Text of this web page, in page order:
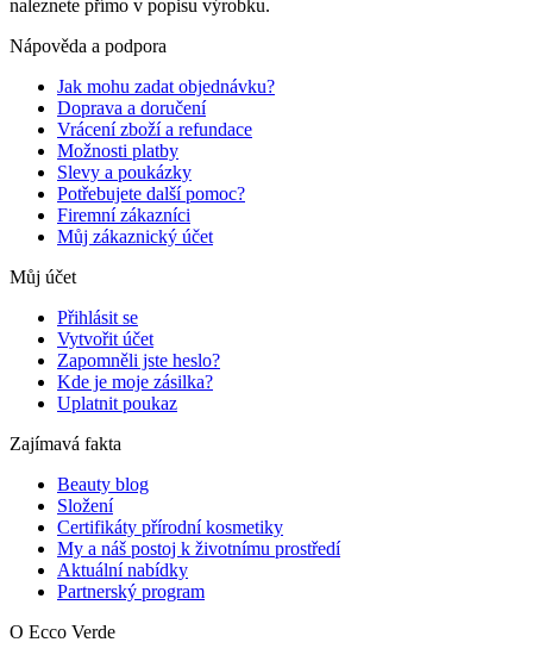
naleznete přímo v popisu výrobku.
Nápověda a podpora
Jak mohu zadat objednávku?
Doprava a doručení
Vrácení zboží a refundace
Možnosti platby
Slevy a poukázky
Potřebujete další pomoc?
Firemní zákazníci
Můj zákaznický účet
Můj účet
Přihlásit se
Vytvořit účet
Zapomněli jste heslo?
Kde je moje zásilka?
Uplatnit poukaz
Zajímavá fakta
Beauty blog
Složení
Certifikáty přírodní kosmetiky
My a náš postoj k životnímu prostředí
Aktuální nabídky
Partnerský program
O Ecco Verde